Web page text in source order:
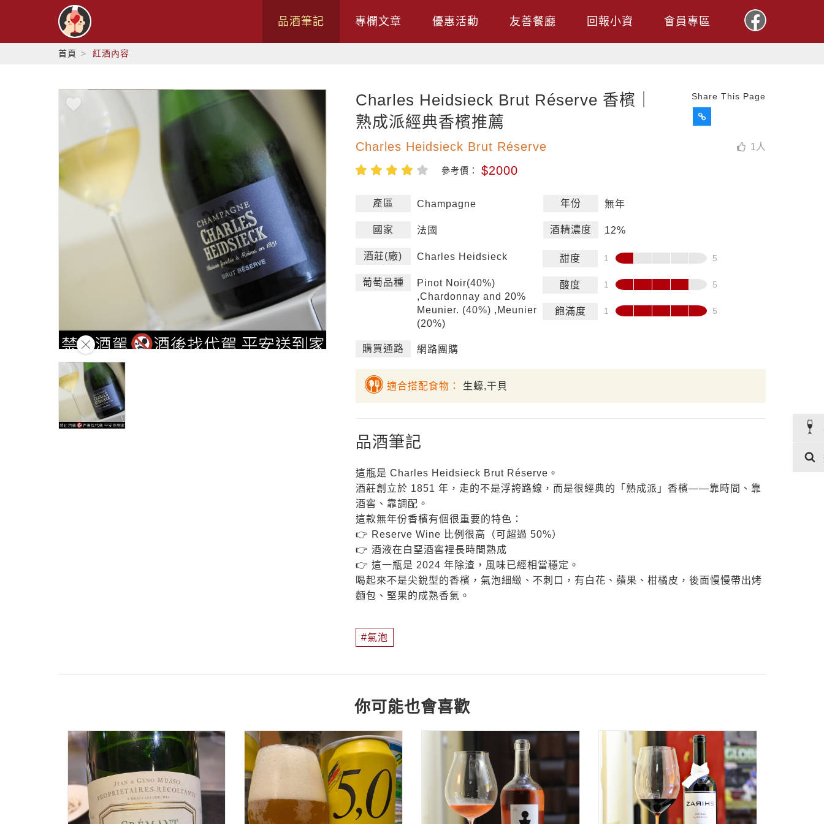
品酒筆記 專欄文章 優惠活動 友善餐廳 回報小資 會員專區
首頁 紅酒內容
Share This Page
1 人
Charles Heidsieck Brut Réserve 香檳｜
熟成派經典香檳推薦
Charles Heidsieck Brut Réserve
參考價： $2000
產區 Champagne
國家 法國
酒莊(廠) Charles Heidsieck
葡萄品種
Pinot Noir(40%)
,Chardonnay and 20%
Meunier. (40%) ,Meunier
(20%)
購買通路 網路團購
年份 無年
酒精濃度 12%
甜度
酸度
飽滿度
適合搭配食物： 生蠔,干貝
品酒筆記
這瓶是 Charles Heidsieck Brut Réserve。
酒莊創立於 1851 年，走的不是浮誇路線，而是很經典的「熟成派」香檳——靠時間、靠
酒窖、靠調配。
這款無年份香檳有個很重要的特色：
👉 Reserve Wine 比例很高（可超過 50%）
👉 酒液在白堊酒窖裡長時間熟成
👉 這一瓶是 2024 年除渣，風味已經相當穩定。
喝起來不是尖銳型的香檳，氣泡細緻、不刺口，有白花、蘋果、柑橘皮，後面慢慢帶出烤
麵包、堅果的成熟香氣。
氣泡
你可能也會喜歡